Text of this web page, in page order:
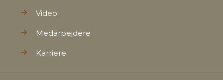
Video
Medarbejdere
Karriere